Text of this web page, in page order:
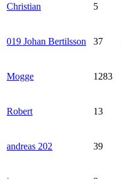
Christian 5
019 Johan Bertilsson 37
Mogge 1283
Robert 13
andreas 202 39